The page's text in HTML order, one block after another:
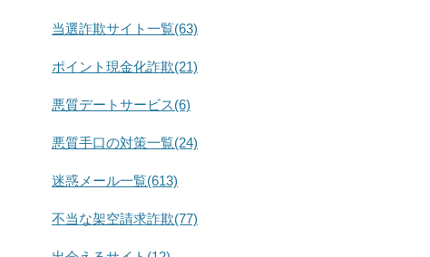
当選詐欺サイト一覧(63)
ポイント現金化詐欺(21)
悪質デートサービス(6)
悪質手口の対策一覧(24)
迷惑メール一覧(613)
不当な架空請求詐欺(77)